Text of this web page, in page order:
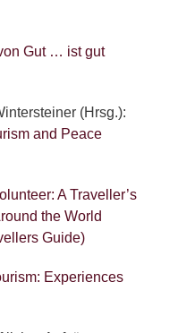
Gut … ist gut
(Hrsg.):
and Peace
A Traveller’s
the World
Guide)
Experiences